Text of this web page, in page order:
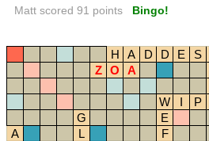
Matt scored 91 points Bingo!
H A D D E S
Z
O A
W
I P
G
E
A
L
F